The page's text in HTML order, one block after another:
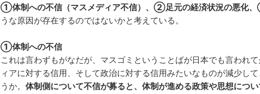
①体制への不信（マスメディア不信）、②足元の経済状況の悪化
うな原因が存在するのではないかと考えている。
①体制への不信
これは言わずもがなだが、マスゴミということばが日本でも言われ
ィアに対する信用、そして政治に対する信用みたいなものが減少し
うか。 体制側について不信が募ると、体制が進める政策や思想につ